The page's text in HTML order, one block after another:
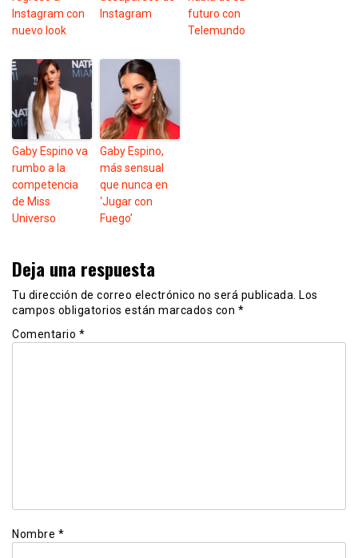
Instagram con
nuevo look
Instagram
futuro con
Telemundo
Gaby Espino va
rumbo a la
competencia
de Miss
Universo
Gaby Espino,
más sensual
que nunca en
‘Jugar con
Fuego’
Deja una respuesta
Tu dirección de correo electrónico no será publicada.
Los
campos obligatorios están marcados con *
Comentario *
Nombre *